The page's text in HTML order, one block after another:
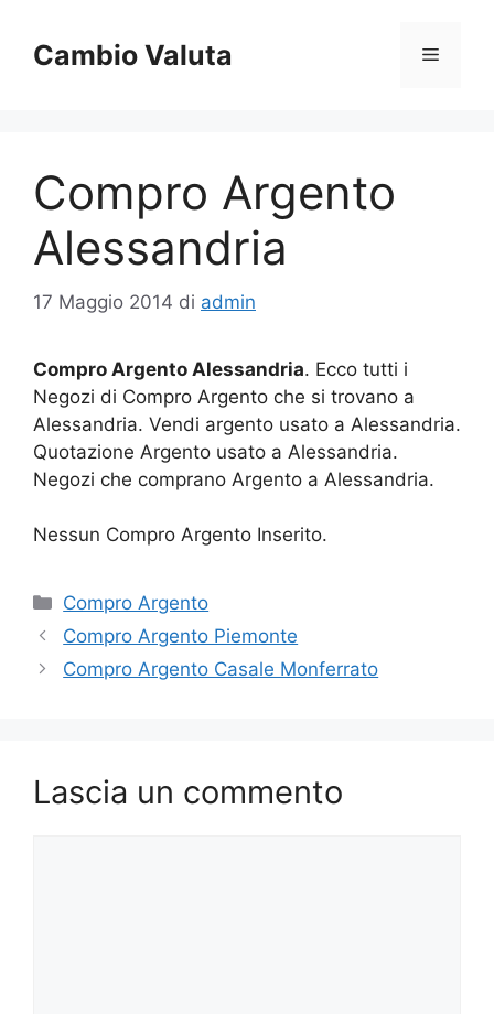
contenuto
Cambio Valuta Menu
Compro Argento
Alessandria
17 Maggio 2014 di admin
Compro Argento Alessandria. Ecco tutti i
Negozi di Compro Argento che si trovano a
Alessandria. Vendi argento usato a Alessandria.
Quotazione Argento usato a Alessandria.
Negozi che comprano Argento a Alessandria.
Nessun Compro Argento Inserito.
Categorie
Compro Argento
Compro Argento Piemonte
Compro Argento Casale Monferrato
Lascia un commento